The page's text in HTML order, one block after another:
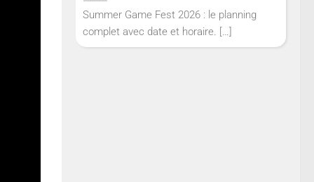
Summer Game Fest 2026 : le planning
complet avec date et horaire. […]